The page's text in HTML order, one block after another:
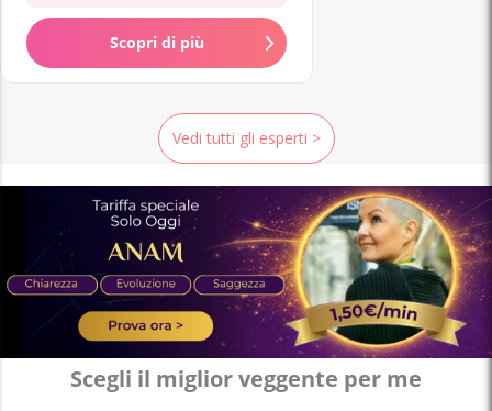
molto profonda...
Scopri di più
Vedi tutti gli esperti >
Scegli il miglior veggente per me